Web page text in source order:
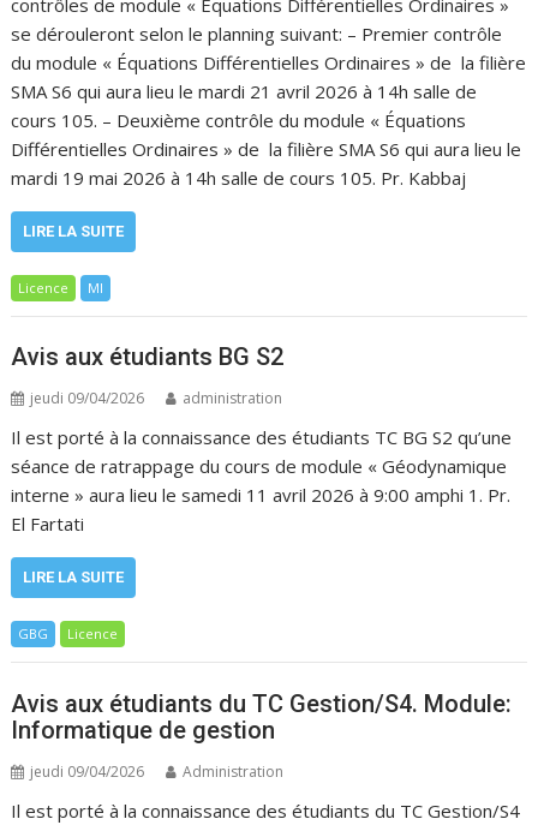
se dérouleront selon le planning suivant: – Premier contrôle
du module « Équations Différentielles Ordinaires » de la filière
SMA S6 qui aura lieu le mardi 21 avril 2026 à 14h salle de
cours 105. – Deuxième contrôle du module « Équations
Différentielles Ordinaires » de la filière SMA S6 qui aura lieu le
mardi 19 mai 2026 à 14h salle de cours 105. Pr. Kabbaj
LIRE LA SUITE
Licence MI
Avis aux étudiants BG S2
jeudi 09/04/2026 administration
Il est porté à la connaissance des étudiants TC BG S2 qu’une
séance de ratrappage du cours de module « Géodynamique
interne » aura lieu le samedi 11 avril 2026 à 9:00 amphi 1. Pr.
El Fartati
LIRE LA SUITE
GBG Licence
Avis aux étudiants du TC Gestion/S4. Module:
Informatique de gestion
jeudi 09/04/2026 Administration
Il est porté à la connaissance des étudiants du TC Gestion/S4